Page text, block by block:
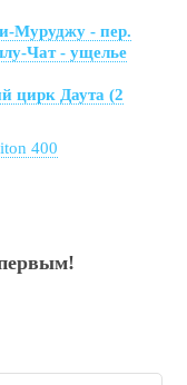
Муруджу - пер.
Чат - ущелье
цирк Даута (2
400